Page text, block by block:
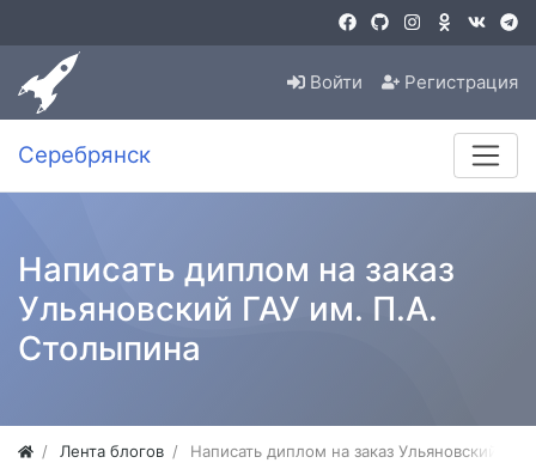
Войти Регистрация
Серебрянск
Написать диплом на заказ
Ульяновский ГАУ им. П.А.
Столыпина
Лента блогов Написать диплом на заказ Ульяновский